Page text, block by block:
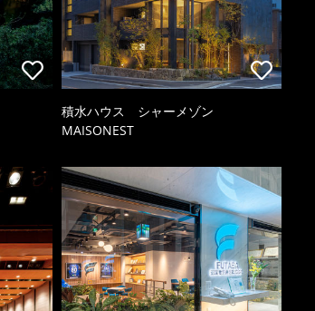
積水ハウス シャーメゾン
MAISONEST